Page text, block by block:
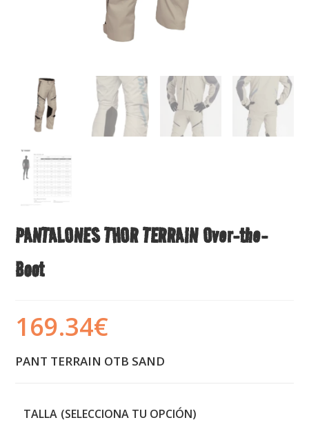
PANTALONES THOR TERRAIN Over-the-
Boot
169.34€
PANT TERRAIN OTB SAND
TALLA